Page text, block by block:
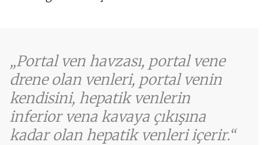
Kan kusma
Gözlerin sarı beyazı
Kabızlık
Sarımsı cilt
Karışıklık
Karaciğer büyümesi
Kusma
Portal ven havzası, portal vene
drene olan venleri, portal venin
kendisini, hepatik venlerin
inferior vena kavaya çıkışına
kadar olan hepatik venleri içerir.